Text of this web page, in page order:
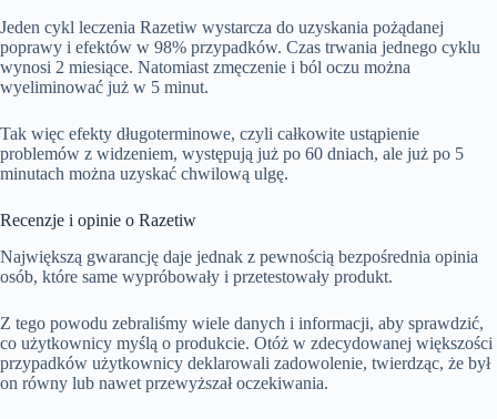
Jeden cykl leczenia Razetiw wystarcza do uzyskania pożądanej
poprawy i efektów w 98% przypadków. Czas trwania jednego cyklu
wynosi 2 miesiące. Natomiast zmęczenie i ból oczu można
wyeliminować już w 5 minut.
Tak więc efekty długoterminowe, czyli całkowite ustąpienie
problemów z widzeniem, występują już po 60 dniach, ale już po 5
minutach można uzyskać chwilową ulgę.
Recenzje i opinie o Razetiw
Największą gwarancję daje jednak z pewnością bezpośrednia opinia
osób, które same wypróbowały i przetestowały produkt.
Z tego powodu zebraliśmy wiele danych i informacji, aby sprawdzić,
co użytkownicy myślą o produkcie. Otóż w zdecydowanej większości
przypadków użytkownicy deklarowali zadowolenie, twierdząc, że był
on równy lub nawet przewyższał oczekiwania.